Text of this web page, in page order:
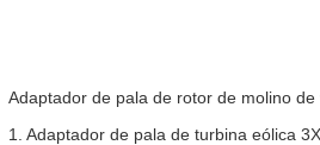
Adaptador de pala de rotor de molino de
1. Adaptador de pala de turbina eólica